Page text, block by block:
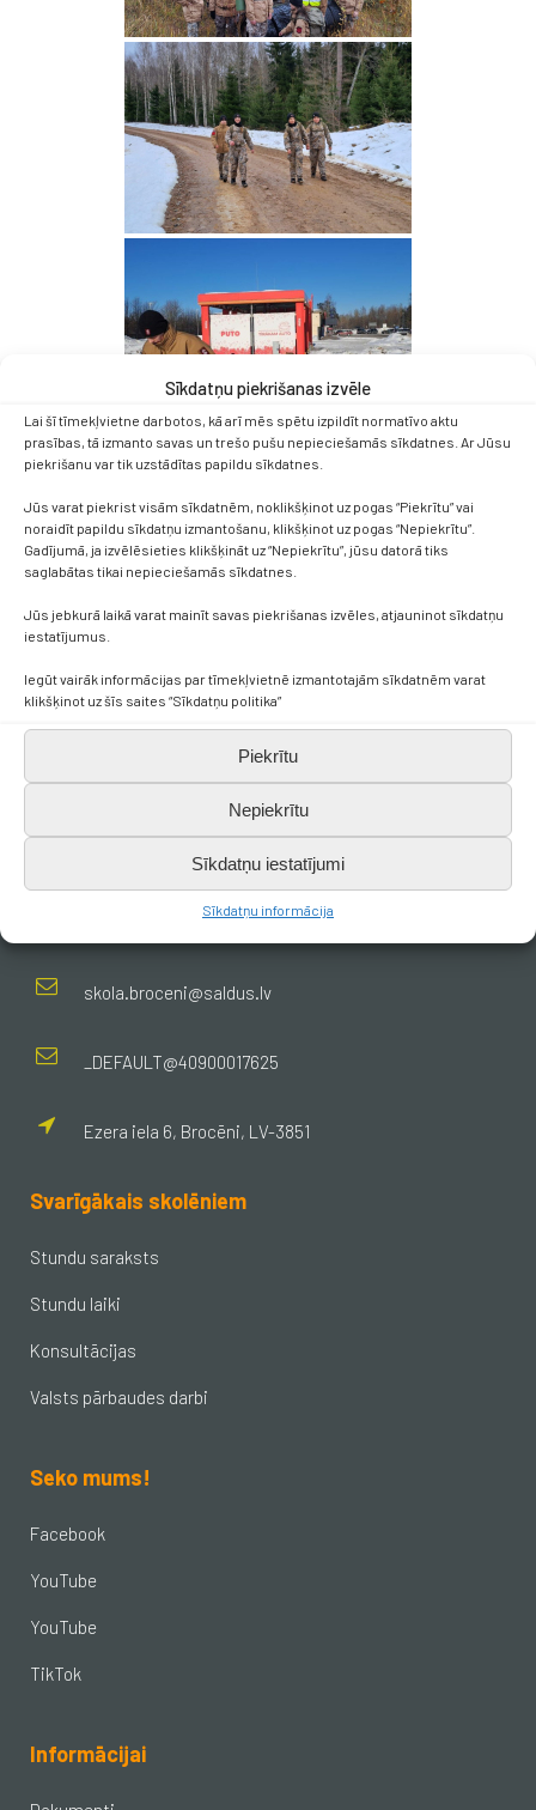
Sīkdatņu piekrišanas izvēle
Lai šī tīmekļvietne darbotos, kā arī mēs spētu izpildīt normatīvo aktu
prasības, tā izmanto savas un trešo pušu nepieciešamās sīkdatnes. Ar Jūsu
piekrišanu var tik uzstādītas papildu sīkdatnes.
Jūs varat piekrist visām sīkdatnēm, noklikšķinot uz pogas “Piekrītu” vai
noraidīt papildu sīkdatņu izmantošanu, klikšķinot uz pogas “Nepiekrītu”.
Gadījumā, ja izvēlēsieties klikšķināt uz “Nepiekrītu”, jūsu datorā tiks
saglabātas tikai nepieciešamās sīkdatnes.
Jūs jebkurā laikā varat mainīt savas piekrišanas izvēles, atjauninot sīkdatņu
iestatījumus.
Iegūt vairāk informācijas par tīmekļvietnē izmantotajām sīkdatnēm varat
klikšķinot uz šīs saites “Sīkdatņu politika”
Piekrītu
Nepiekrītu
Sīkdatņu iestatījumi
Sīkdatņu informācija
+371 638 656 05
skola.broceni@saldus.lv
_DEFAULT@40900017625
Ezera iela 6, Brocēni, LV-3851
Svarīgākais skolēniem
Stundu saraksts
Stundu laiki
Konsultācijas
Valsts pārbaudes darbi
Seko mums!
Facebook
YouTube
YouTube
TikTok
Informācijai